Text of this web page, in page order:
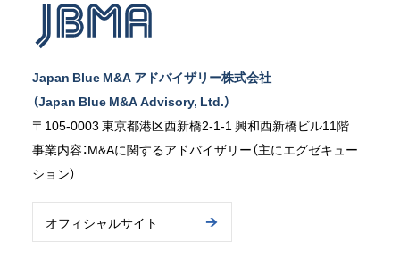
Japan Blue M&A アドバイザリー株式会社
（Japan Blue M&A Advisory, Ltd.）
〒105-0003 東京都港区西新橋2-1-1 興和西新橋ビル11階
事業内容：M&Aに関するアドバイザリー（主にエグゼキュー
ション）
オフィシャルサイト